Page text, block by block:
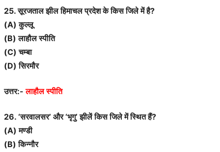
25. सूरजताल झीलहिमाचल प्रदेशके किस जिले में है?
(A) कुल्लू
(B) लाहौल स्पीति
(C) चम्बा
(D) सिरमौर
उत्तर:-लाहौल स्पीति
26. ‘सरवालसर’ और ‘भृगु’ झीलें किस जिले में स्थित हैं?
(A) मण्डी
(B) किन्नौर